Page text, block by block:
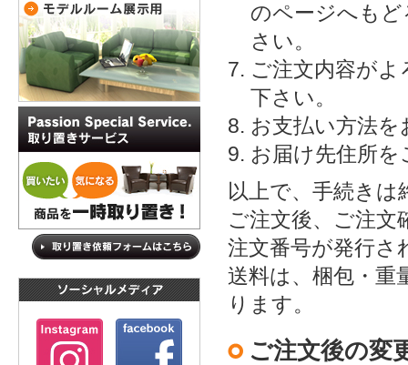
のページへも
さい。
ご注文内容が
下さい。
お支払い方法
お届け先住所
以上で、手続きは
ご注文後、ご注
注文番号が発行さ
送料は、梱包・重
ります。
ご注文後の変